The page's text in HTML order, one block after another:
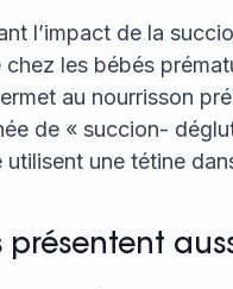
l’impact de la
les bébés
au nourrisson
de « succion-
une tétine
présentent